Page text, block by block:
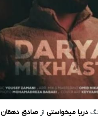
دریا میخواستی ازصادق دهقان